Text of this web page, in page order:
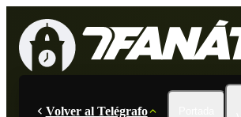
Volver al Telégrafo